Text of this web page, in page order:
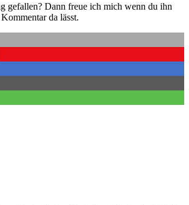
gefallen? Dann freue ich mich wenn du ihn
da lässt.